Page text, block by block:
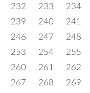
232 233 234
239 240 241
246 247 248
253 254 255
260 261 262
267 268 269